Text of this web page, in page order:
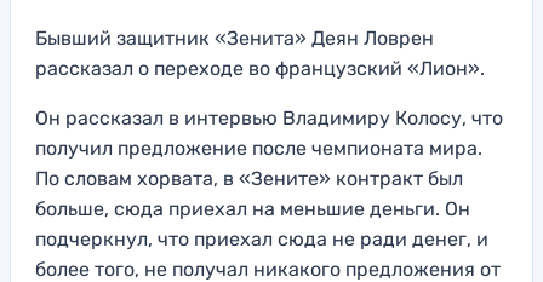
Бывший защитник «Зенита» Деян Ловрен
рассказал о переходе во французский «Лион».
Он рассказал в интервью Владимиру Колосу, что
получил предложение после чемпионата мира.
По словам хорвата, в «Зените» контракт был
больше, сюда приехал на меньшие деньги. Он
подчеркнул, что приехал сюда не ради денег, и
более того, не получал никакого предложения от